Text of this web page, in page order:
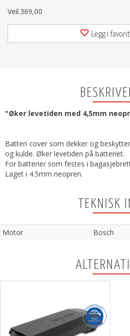
Veil.369,00
Legg i
"Øker levetiden med 4,5mm
Batteri cover som dekker og
og kulde. Øker levetiden på batteriet.
For batterier som festes i
Laget i 4.5mm neopren.
TEKNISK
Motor Bosch